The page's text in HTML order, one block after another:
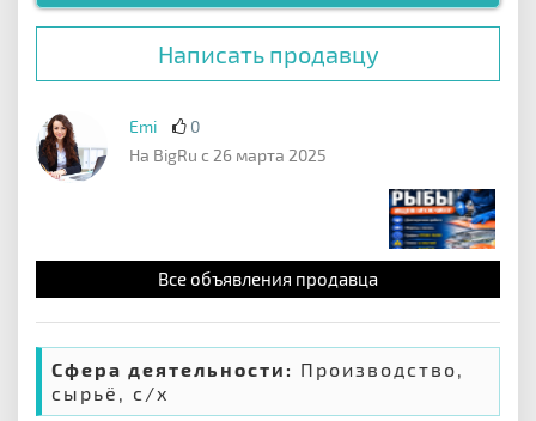
Написать продавцу
Emi
0
На BigRu с 26 марта 2025
Все объявления продавца
Сфера деятельности: Производство,
сырьё, с/х